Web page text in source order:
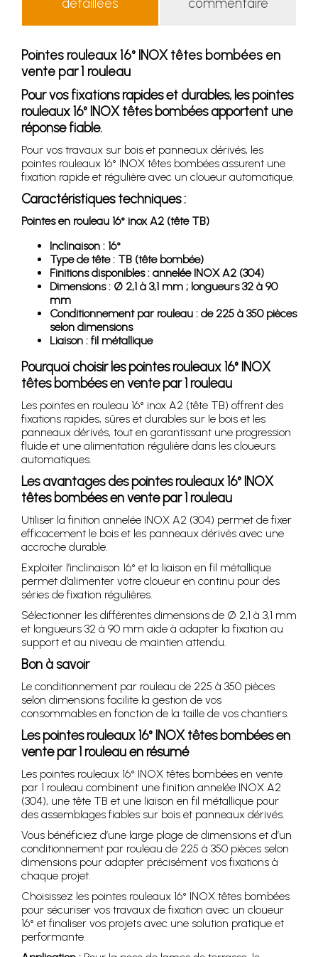
Pointes rouleaux 16° INOX têtes bombées en
vente par 1 rouleau
Pour vos fixations rapides et durables, les pointes
rouleaux 16° INOX têtes bombées apportent une
réponse fiable.
Pour vos travaux sur bois et panneaux dérivés, les
pointes rouleaux 16° INOX têtes bombées assurent une
fixation rapide et régulière avec un cloueur automatique.
Caractéristiques techniques :
Pointes en rouleau 16° inox A2 (tête TB)
Inclinaison : 16°
Type de tête : TB (tête bombée)
Finitions disponibles : annelée INOX A2 (304)
Dimensions : Ø 2,1 à 3,1 mm ; longueurs 32 à 90
mm
Conditionnement par rouleau : de 225 à 350 pièces
selon dimensions
Liaison : fil métallique
Pourquoi choisir les pointes rouleaux 16° INOX
têtes bombées en vente par 1 rouleau
Les pointes en rouleau 16° inox A2 (tête TB) offrent des
fixations rapides, sûres et durables sur le bois et les
panneaux dérivés, tout en garantissant une progression
fluide et une alimentation régulière dans les cloueurs
automatiques.
Les avantages des pointes rouleaux 16° INOX
têtes bombées en vente par 1 rouleau
Utiliser la finition annelée INOX A2 (304) permet de fixer
efficacement le bois et les panneaux dérivés avec une
accroche durable.
Exploiter l’inclinaison 16° et la liaison en fil métallique
permet d’alimenter votre cloueur en continu pour des
séries de fixation régulières.
Sélectionner les différentes dimensions de Ø 2,1 à 3,1 mm
et longueurs 32 à 90 mm aide à adapter la fixation au
support et au niveau de maintien attendu.
Bon à savoir
Le conditionnement par rouleau de 225 à 350 pièces
selon dimensions facilite la gestion de vos
consommables en fonction de la taille de vos chantiers.
Les pointes rouleaux 16° INOX têtes bombées en
vente par 1 rouleau en résumé
Les pointes rouleaux 16° INOX têtes bombées en vente
par 1 rouleau combinent une finition annelée INOX A2
(304), une tête TB et une liaison en fil métallique pour
des assemblages fiables sur bois et panneaux dérivés.
Vous bénéficiez d’une large plage de dimensions et d’un
conditionnement par rouleau de 225 à 350 pièces selon
dimensions pour adapter précisément vos fixations à
chaque projet.
Choisissez les pointes rouleaux 16° INOX têtes bombées
pour sécuriser vos travaux de fixation avec un cloueur
16° et finaliser vos projets avec une solution pratique et
performante.